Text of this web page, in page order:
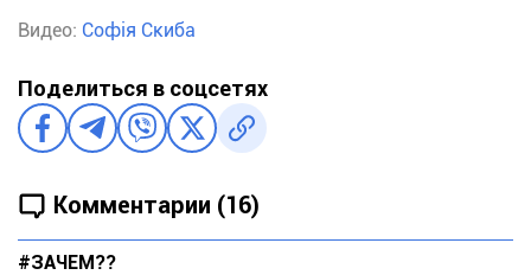
Видео: Софія Скиба
Поделиться в соцсетях
Комментарии (16)
#ЗАЧЕМ??